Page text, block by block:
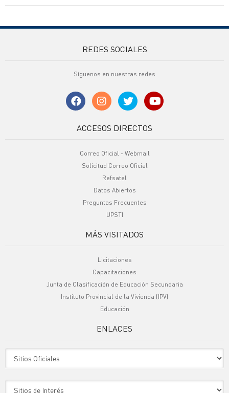
REDES SOCIALES
Síguenos en nuestras redes
ACCESOS DIRECTOS
Correo Oficial - Webmail
Solicitud Correo Oficial
Refsatel
Datos Abiertos
Preguntas Frecuentes
UPSTI
MÁS VISITADOS
Licitaciones
Capacitaciones
Junta de Clasificación de Educación Secundaria
Instituto Provincial de la Vivienda (IPV)
Educación
ENLACES